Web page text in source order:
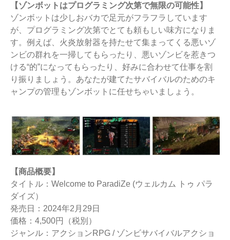
【ゾンボットはプログラミング次第で無限の可能性】
ゾンボットは少しおバカで足元がフラフラしています
が、プログラミング次第でとても頼もしい味方になりま
す。例えば、火炎放射器を持たせて集まってくる悪いゾ
ンビの群れを一掃してもらったり、悪いゾンビを惹きつ
ける“的”になってもらったり、好みに合わせて仕事を割
り振りましょう。あなたが建てたサバイバルのためのキ
ャンプの管理もゾンボットに任せちゃいましょう。
【商品概要】
タイトル：Welcome to ParadiZe (ウェルカム トゥ パラ
ダイズ）
発売日：2024年2月29日
価格：4,500円（税別）
ジャンル：アクションRPG / ゾンビサバイバルアクショ